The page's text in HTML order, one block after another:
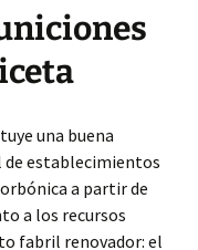
una buena
establecimientos
a partir de
a los recursos
fabril renovador: el